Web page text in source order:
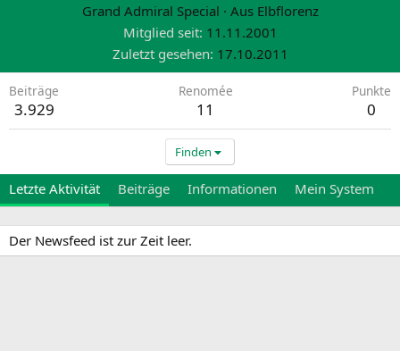
Grand Admiral Special · Aus Elbflorenz
Mitglied seit 11.11.2001
Zuletzt gesehen 17.10.2011
Beiträge
3.929
Renomée
11
Punkte
0
Finden
Letzte Aktivität Beiträge Informationen Mein System
Der Newsfeed ist zur Zeit leer.